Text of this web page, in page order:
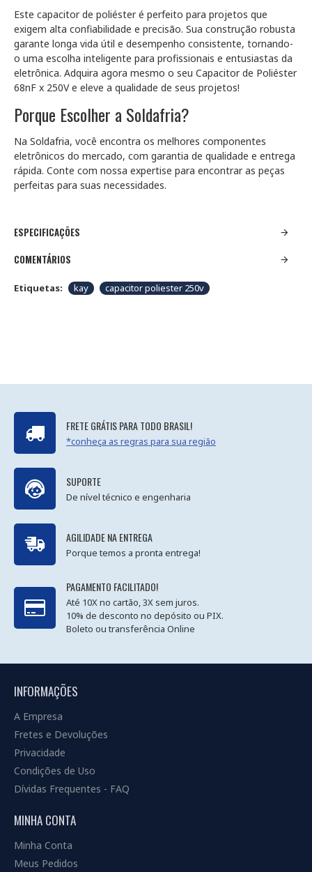
Este capacitor de poliéster é perfeito para projetos que
exigem alta confiabilidade e precisão. Sua construção robusta
garante longa vida útil e desempenho consistente, tornando-
o uma escolha inteligente para profissionais e entusiastas da
eletrônica. Adquira agora mesmo o seu Capacitor de Poliéster
68nF x 250V e eleve a qualidade de seus projetos!
Porque Escolher a Soldafria?
Na Soldafria, você encontra os melhores componentes
eletrônicos do mercado, com garantia de qualidade e entrega
rápida. Conte com nossa expertise para encontrar as peças
perfeitas para suas necessidades.
ESPECIFICAÇÕES
COMENTÁRIOS
Etiquetas: kay capacitor poliester 250v
FRETE GRÁTIS PARA TODO BRASIL!
*conheça as regras para sua região
SUPORTE
De nível técnico e engenharia
AGILIDADE NA ENTREGA
Porque temos a pronta entrega!
PAGAMENTO FACILITADO!
Até 10X no cartão, 3X sem juros.
10% de desconto no depósito ou PIX.
Boleto ou transferência Online
INFORMAÇÕES
A Empresa
Fretes e Devoluções
Privacidade
Condições de Uso
Dívidas Frequentes - FAQ
MINHA CONTA
Minha Conta
Meus Pedidos